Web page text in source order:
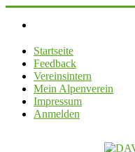
Startseite
Feedback
Vereinsintern
Mein Alpenverein
Impressum
Anmelden